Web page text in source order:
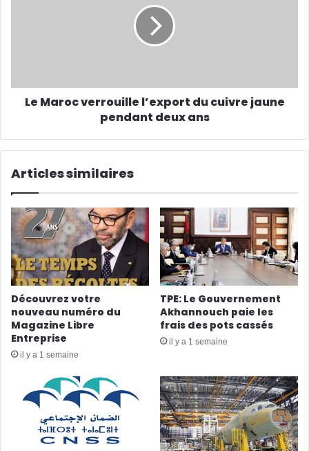
Le Maroc verrouille l’export du cuivre jaune
pendant deux ans
Articles similaires
Découvrez votre
nouveau numéro du
Magazine Libre
Entreprise
il y a 1 semaine
TPE: Le Gouvernement
Akhannouch paie les
frais des pots cassés
il y a 1 semaine